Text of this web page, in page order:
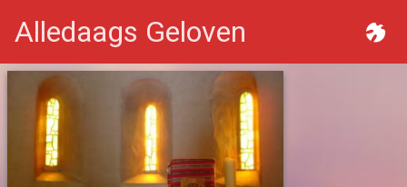
Alledaags Geloven